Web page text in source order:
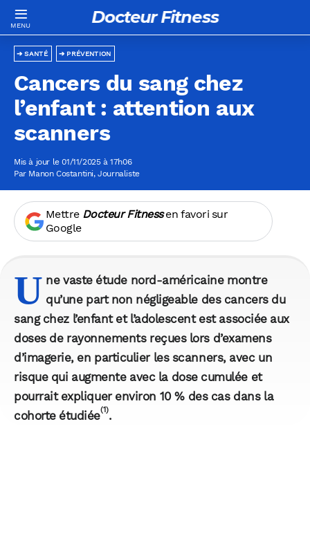
Docteur Fitness
PRÉVENTION
SANTÉ
Cancers du sang chez
l’enfant : attention aux
scanners
Mis à jour le 01/11/2025 à 17h06
Par Manon Costantini, Journaliste
Mettre Docteur Fitnessen favori sur
Google
U ne vaste étude nord-américaine montre
qu’une part non négligeable des cancers du
sang chez l’enfant et l’adolescent est associée aux
doses de rayonnements reçues lors d’examens
d’imagerie, en particulier les scanners, avec un
risque qui augmente avec la dose cumulée et
pourrait expliquer environ 10 % des cas dans la
cohorte étudiée(1).